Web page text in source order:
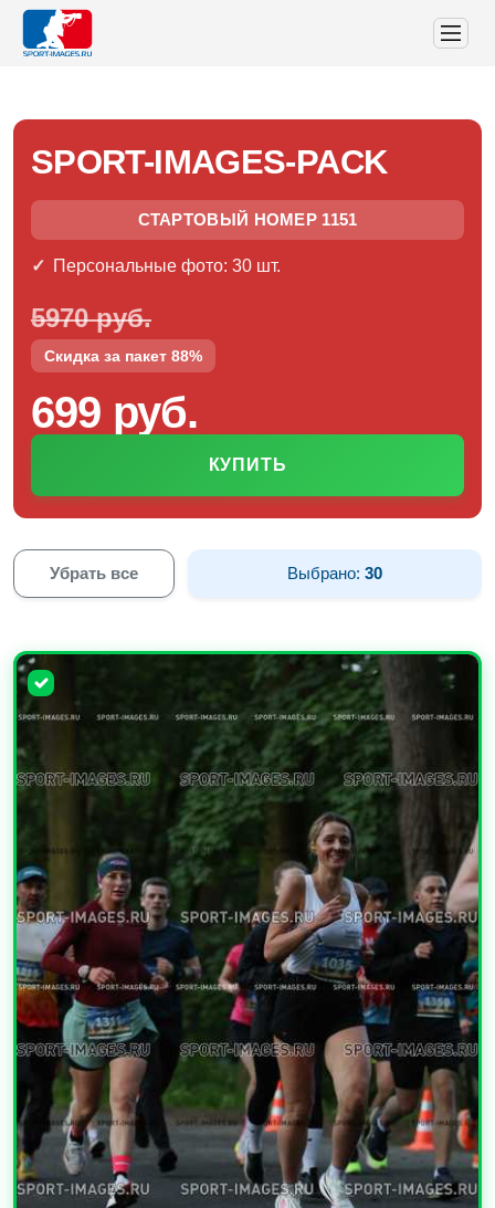
SPORT-IMAGES-PACK
СТАРТОВЫЙ НОМЕР 1151
Персональные фото: 30 шт.
5970 руб.
Скидка за пакет 88%
699 руб.
КУПИТЬ
Убрать все Выбрано:30